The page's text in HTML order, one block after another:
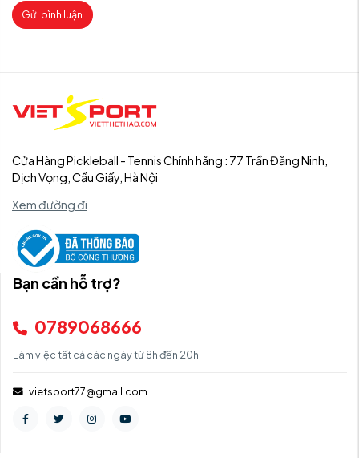
Gửi bình luận
Cửa Hàng Pickleball - Tennis Chính hãng : 77 Trần Đăng Ninh,
Dịch Vọng, Cầu Giấy, Hà Nội
Xem đường đi
Bạn cần hỗ trợ?
0789068666
Làm việc tất cả các ngày từ 8h đến 20h
vietsport77@gmail.com